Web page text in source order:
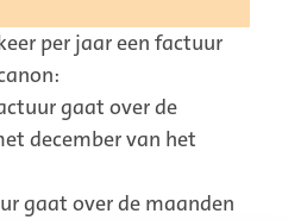
per jaar een factuur
gaat over de
december van het
gaat over de maanden